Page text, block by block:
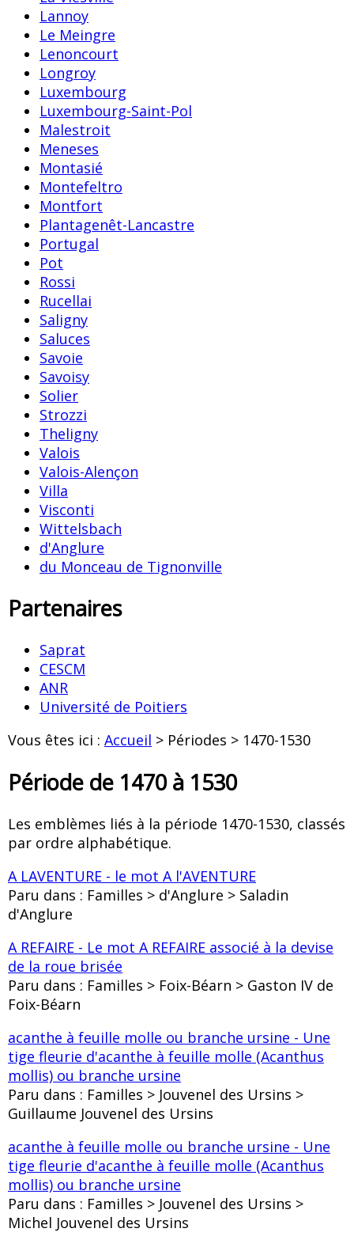
Lannoy
Le Meingre
Lenoncourt
Longroy
Luxembourg
Luxembourg-Saint-Pol
Malestroit
Meneses
Montasié
Montefeltro
Montfort
Plantagenêt-Lancastre
Portugal
Pot
Rossi
Rucellai
Saligny
Saluces
Savoie
Savoisy
Solier
Strozzi
Theligny
Valois
Valois-Alençon
Villa
Visconti
Wittelsbach
d'Anglure
du Monceau de Tignonville
Partenaires
Saprat
CESCM
ANR
Université de Poitiers
Vous êtes ici : Accueil > Périodes > 1470-1530
Période de 1470 à 1530
Les emblèmes liés à la période 1470-1530, classés
par ordre alphabétique.
A LAVENTURE - le mot A l'AVENTURE
Paru dans : Familles > d'Anglure > Saladin
d'Anglure
A REFAIRE - Le mot A REFAIRE associé à la devise
de la roue brisée
Paru dans : Familles > Foix-Béarn > Gaston IV de
Foix-Béarn
acanthe à feuille molle ou branche ursine - Une
tige fleurie d'acanthe à feuille molle (Acanthus
mollis) ou branche ursine
Paru dans : Familles > Jouvenel des Ursins >
Guillaume Jouvenel des Ursins
acanthe à feuille molle ou branche ursine - Une
tige fleurie d'acanthe à feuille molle (Acanthus
mollis) ou branche ursine
Paru dans : Familles > Jouvenel des Ursins >
Michel Jouvenel des Ursins